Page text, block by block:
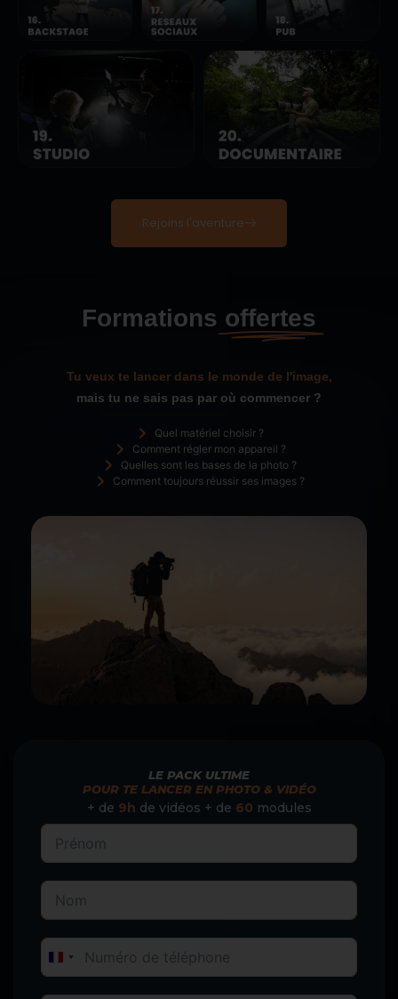
Rejoins l'aventure
Formations offertes
Tu veux te lancer dans le monde de l'image,
mais tu ne sais pas par où commencer ?
Quel matériel choisir ?
Comment régler mon appareil ?
Quelles sont les bases de la photo ?
Comment toujours réussir ses images ?
LE PACK ULTIME
POUR TE LANCER EN PHOTO & VIDÉO
+ de 9h de vidéos + de 60 modules
France +33